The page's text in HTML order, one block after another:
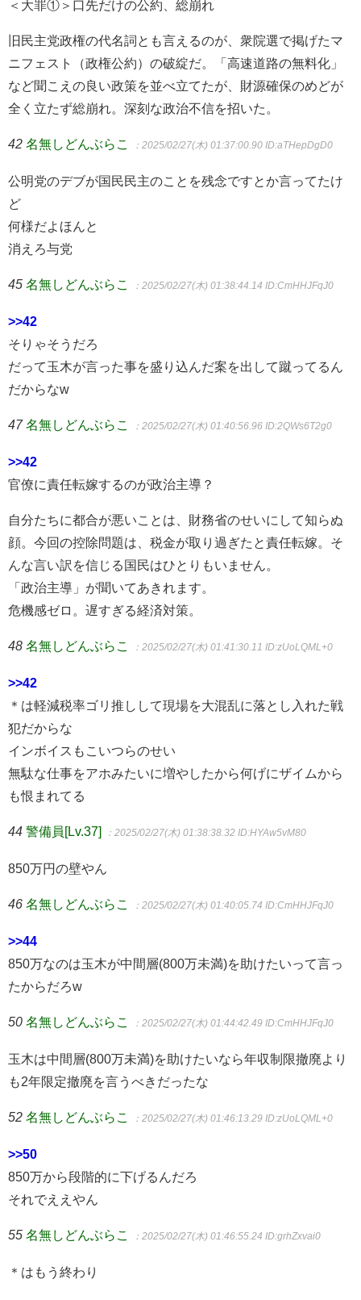
＜大罪①＞口先だけの公約、総崩れ
旧民主党政権の代名詞とも言えるのが、衆院選で掲げたマ
ニフェスト（政権公約）の破綻だ。「高速道路の無料化」
など聞こえの良い政策を並べ立てたが、財源確保のめどが
全く立たず総崩れ。深刻な政治不信を招いた。
42 名無しどんぶらこ ：2025/02/27(木) 01:37:00.90 ID:aTHepDgD0
公明党のデブが国民民主のことを残念ですとか言ってたけ
ど
何様だよほんと
消えろ与党
45 名無しどんぶらこ ：2025/02/27(木) 01:38:44.14 ID:CmHHJFqJ0
>>42
そりゃそうだろ
だって玉木が言った事を盛り込んだ案を出して蹴ってるん
だからなw
47 名無しどんぶらこ ：2025/02/27(木) 01:40:56.96 ID:2QWs6T2g0
>>42
官僚に責任転嫁するのが政治主導？
自分たちに都合が悪いことは、財務省のせいにして知らぬ
顔。今回の控除問題は、税金が取り過ぎたと責任転嫁。そ
んな言い訳を信じる国民はひとりもいません。
「政治主導」が聞いてあきれます。
危機感ゼロ。遅すぎる経済対策。
48 名無しどんぶらこ ：2025/02/27(木) 01:41:30.11 ID:zUoLQML+0
>>42
＊は軽減税率ゴリ推しして現場を大混乱に落とし入れた戦
犯だからな
インボイスもこいつらのせい
無駄な仕事をアホみたいに増やしたから何げにザイムから
も恨まれてる
44 警備員[Lv.37] ：2025/02/27(木) 01:38:38.32 ID:HYAw5vM80
850万円の壁やん
46 名無しどんぶらこ ：2025/02/27(木) 01:40:05.74 ID:CmHHJFqJ0
>>44
850万なのは玉木が中間層(800万未満)を助けたいって言っ
たからだろw
50 名無しどんぶらこ ：2025/02/27(木) 01:44:42.49 ID:CmHHJFqJ0
玉木は中間層(800万未満)を助けたいなら年収制限撤廃より
も2年限定撤廃を言うべきだったな
52 名無しどんぶらこ ：2025/02/27(木) 01:46:13.29 ID:zUoLQML+0
>>50
850万から段階的に下げるんだろ
それでええやん
55 名無しどんぶらこ ：2025/02/27(木) 01:46:55.24 ID:grhZxvai0
＊はもう終わり